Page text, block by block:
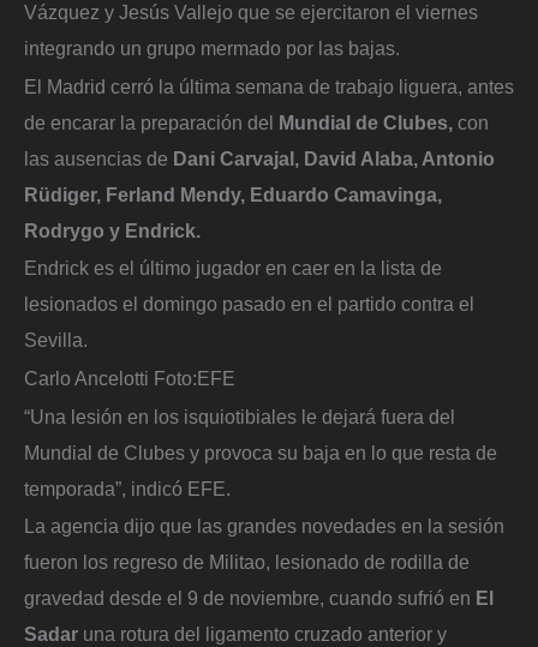
Vázquez y Jesús Vallejo que se ejercitaron el viernes
integrando un grupo mermado por las bajas.
El Madrid cerró la última semana de trabajo liguera, antes
de encarar la preparación del Mundial de Clubes, con
las ausencias de Dani Carvajal, David Alaba, Antonio
Rüdiger, Ferland Mendy, Eduardo Camavinga,
Rodrygo y Endrick.
Endrick es el último jugador en caer en la lista de
lesionados el domingo pasado en el partido contra el
Sevilla.
Carlo Ancelotti Foto:EFE
“Una lesión en los isquiotibiales le dejará fuera del
Mundial de Clubes y provoca su baja en lo que resta de
temporada”, indicó EFE.
La agencia dijo que las grandes novedades en la sesión
fueron los regreso de Militao, lesionado de rodilla de
gravedad desde el 9 de noviembre, cuando sufrió en El
Sadar una rotura del ligamento cruzado anterior y